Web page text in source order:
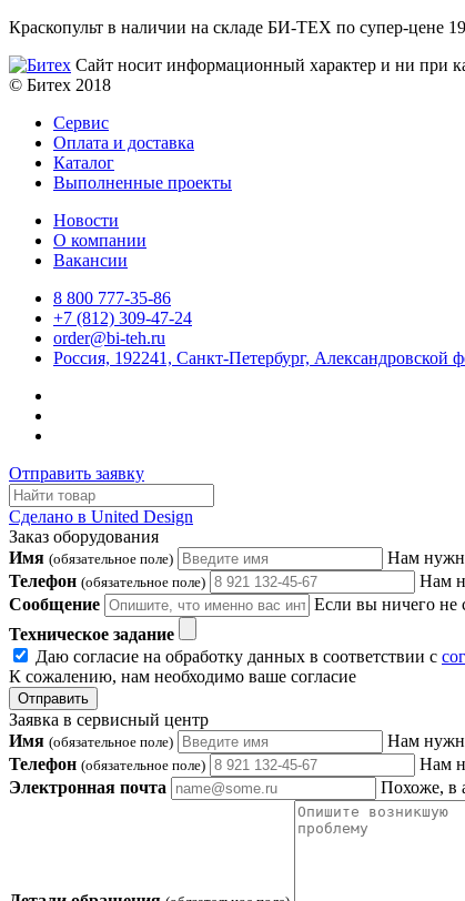
Краскопульт в наличии на складе БИ-ТЕХ по супер-цене
Сайт носит информационный характер и ни при
© Битех 2018
Сервис
Оплата и доставка
Каталог
Выполненные проекты
Новости
О компании
Вакансии
8 800 777-35-86
+7 (812) 309-47-24
order@bi-teh.ru
Россия, 192241, Санкт-Петербург,
Отправить заявку
Сделано в United Design
Заказ оборудования
Имя (обязательное поле)
Нам
Телефон (обязательное поле)
Нам
Сообщение
Если вы ничего не
Техническое задание
Даю согласие на обработку данных в соответствии с
К сожалению, нам необходимо ваше согласие
Отправить
Заявка в сервисный центр
Имя (обязательное поле)
Нам
Телефон (обязательное поле)
Нам
Электронная почта
Похоже, в